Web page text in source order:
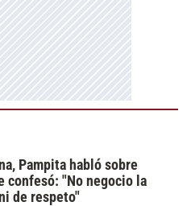
Pampita habló sobre
confesó: "No negocio la
de respeto"